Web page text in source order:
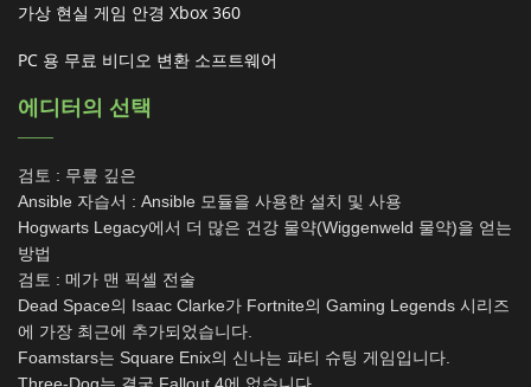
가상 현실 게임 안경 Xbox 360
PC 용 무료 비디오 변환 소프트웨어
에디터의 선택
검토 : 무릎 깊은
Ansible 자습서 : Ansible 모듈을 사용한 설치 및 사용
Hogwarts Legacy에서 더 많은 건강 물약(Wiggenweld 물약)을 얻는
방법
검토 : 메가 맨 픽셀 전술
Dead Space의 Isaac Clarke가 Fortnite의 Gaming Legends 시리즈
에 가장 최근에 추가되었습니다.
Foamstars는 Square Enix의 신나는 파티 슈팅 게임입니다.